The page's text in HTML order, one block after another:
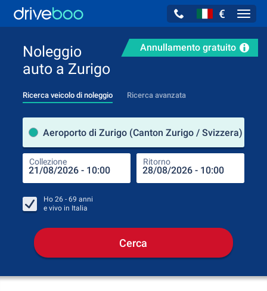
€
Annullamento gratuito
Noleggio
auto a Zurigo
Ricerca veicolo di noleggio Ricerca avanzata
Aeroporto di Zurigo (Canton Zurigo / Svizzera)
Collezione Ritorno
Ho 26 - 69 anni
e vivo in Italia
Cerca